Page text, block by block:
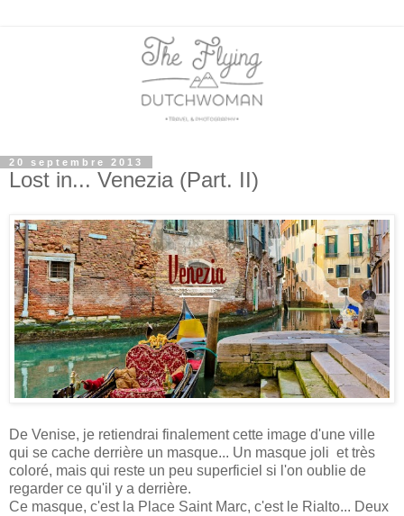
20 septembre 2013
Lost in... Venezia (Part. II)
De Venise, je retiendrai finalement cette image d'une ville
qui se cache derrière un masque... Un masque joli et très
coloré, mais qui reste un peu superficiel si l'on oublie de
regarder ce qu'il y a derrière.
Ce masque, c'est la Place Saint Marc, c'est le Rialto... Deux